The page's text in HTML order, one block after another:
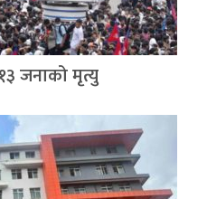
जनाको मृत्यु